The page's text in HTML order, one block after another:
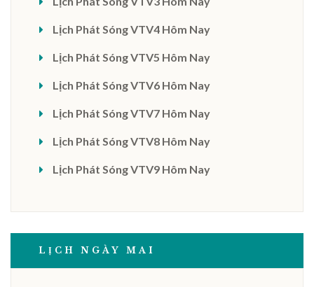
Lịch Phát Sóng VTV4 Hôm Nay
Lịch Phát Sóng VTV5 Hôm Nay
Lịch Phát Sóng VTV6 Hôm Nay
Lịch Phát Sóng VTV7 Hôm Nay
Lịch Phát Sóng VTV8 Hôm Nay
Lịch Phát Sóng VTV9 Hôm Nay
LỊCH NGÀY MAI